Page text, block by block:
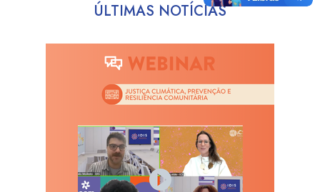
ÚLTIMAS NOTÍCIAS